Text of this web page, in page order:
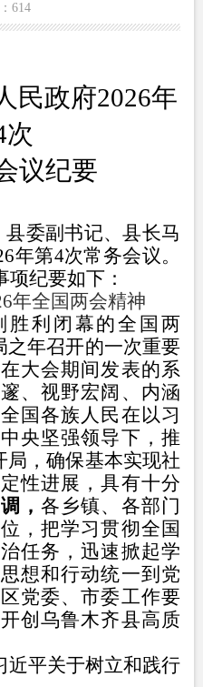
614
民政府2026年
次
议纪要
县委副书记、县长马
6年第4次常务会议。
项纪要如下：
年全国两会精神
胜利闭幕的全国两
之年召开的一次重要
大会期间发表的系
、视野宏阔、内涵
国各族人民在以习
央坚强领导下，推
局，确保基本实现社
性进展，具有十分
， 各乡镇、各部门
，把学习贯彻全国
任务，迅速掀起学
想和行动统一到党
党委、市委工作要
创乌鲁木齐县高质
近平关于树立和践行